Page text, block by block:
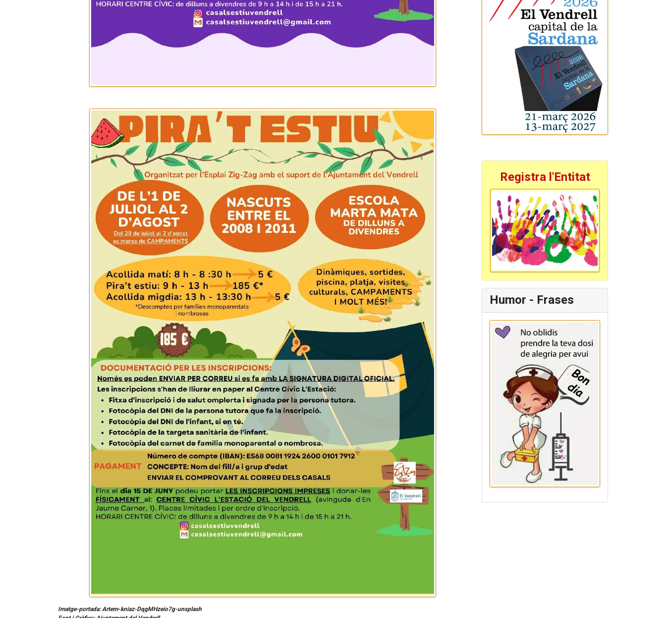
Imatge-portada: Artem-kniaz-DqgMHzeio7g-unsplash
Registra l'Entitat
Humor - Frases